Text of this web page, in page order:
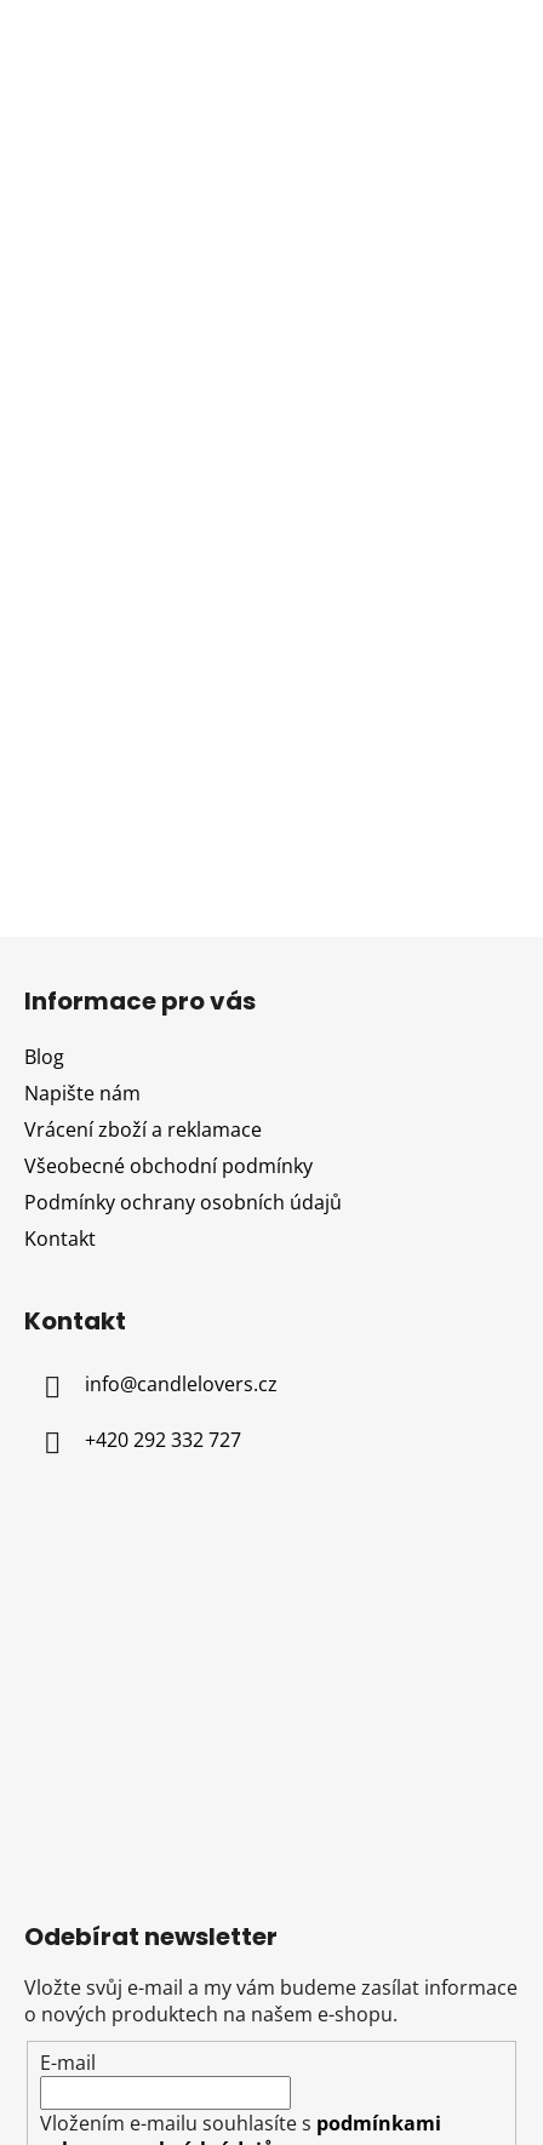
Informace pro vás
Blog
Napište nám
Vrácení zboží a reklamace
Všeobecné obchodní podmínky
Podmínky ochrany osobních údajů
Kontakt
Kontakt
info@candlelovers.cz
+420 292 332 727
Odebírat newsletter
Vložte svůj e-mail a my vám budeme zasílat informace
o nových produktech na našem e-shopu.
E-mail
Vložením e-mailu souhlasíte s podmínkami